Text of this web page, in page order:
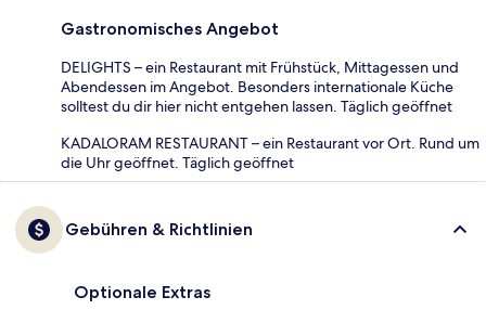
Gastronomisches Angebot
DELIGHTS – ein Restaurant mit Frühstück, Mittagessen und
Abendessen im Angebot. Besonders internationale Küche
solltest du dir hier nicht entgehen lassen. Täglich geöffnet
KADALORAM RESTAURANT – ein Restaurant vor Ort. Rund um
die Uhr geöffnet. Täglich geöffnet
Gebühren & Richtlinien
Optionale Extras